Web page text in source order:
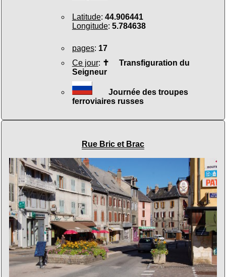
Latitude: 44.906441
Longitude: 5.784638
pages: 17
Ce jour: ✝ Transfiguration du
Seigneur
Journée des troupes
ferroviaires russes
Rue Bric et Brac